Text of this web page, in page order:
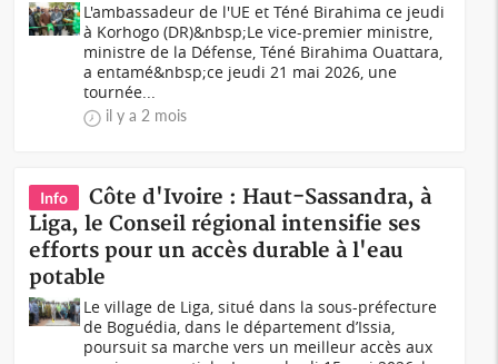
L'ambassadeur de l'UE et Téné Birahima ce jeudi
à Korhogo (DR)&nbsp;Le vice-premier ministre,
ministre de la Défense, Téné Birahima Ouattara,
a entamé&nbsp;ce jeudi 21 mai 2026, une
tournée...
il y a 2 mois
Info
Côte d'Ivoire : Haut-Sassandra, à
Liga, le Conseil régional intensifie ses
efforts pour un accès durable à l'eau
potable
Le village de Liga, situé dans la sous-préfecture
de Boguédia, dans le département d’Issia,
poursuit sa marche vers un meilleur accès aux